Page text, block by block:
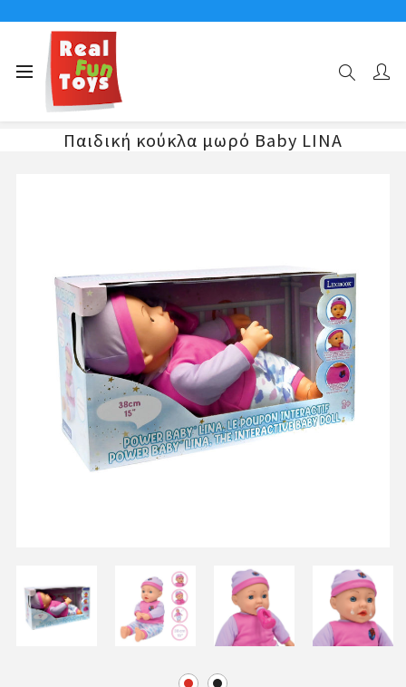
Αρχική σελίδα Παιδική κούκλα μωρό Baby LINA
Παιδική κούκλα μωρό Baby LINA